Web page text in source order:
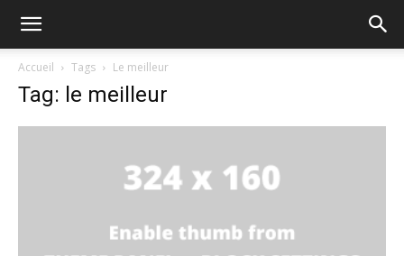
Accueil Tags Le meilleur
Tag: le meilleur